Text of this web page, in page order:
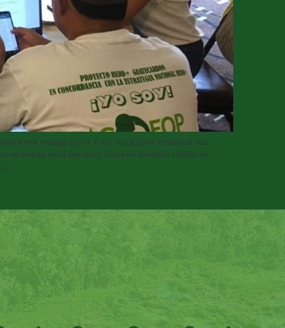
trabaja con la Tribu Yurok para fortalecer sus
se realiza en el territorio Yurok en Klamath, California.